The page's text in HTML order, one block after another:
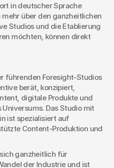
in deutscher Sprache
über den ganzheitlichen
Studios und die Etablierung
möchten, können direkt
führenden Foresight-Studios
berät, konzipiert,
digitale Produkte und
Das Studio mit
ist spezialisiert auf
Content-Produktion und
ganzheitlich für
der Industrie und ist